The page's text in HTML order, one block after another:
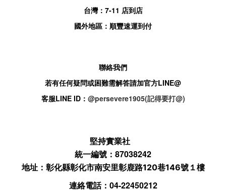
台灣： 7-11 店到店
國外地區：順豐速運到付
聯絡我們
若有任何疑問或困難需解答請加官方LINE@
客服LINE ID： @persevere1905(記得要打@)
堅持實業社
統一編號：87038242
地址： 彰化縣彰化市南安里彰鹿路120巷146號１樓
連絡電話：04-22450212